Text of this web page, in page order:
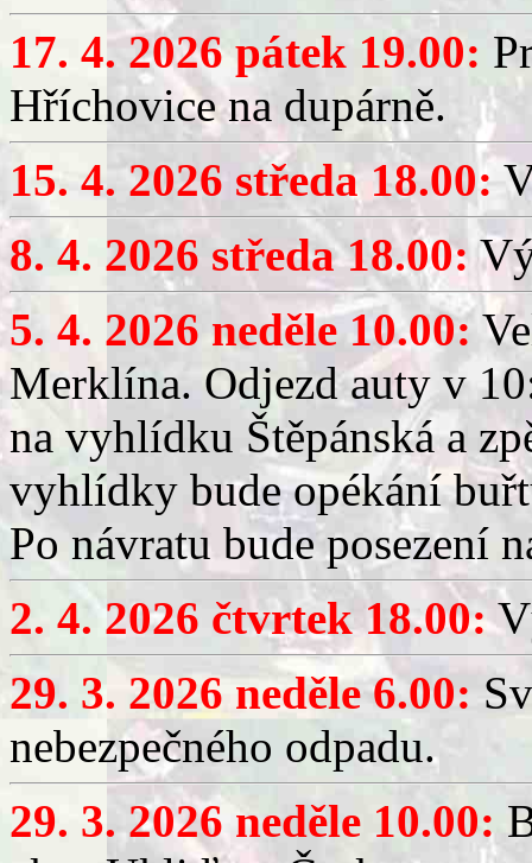
17. 4. 2026 pátek 19.00:
Hříchovice na dupárně.
15. 4. 2026 středa 18.00:
8. 4. 2026 středa 18.00:
5. 4. 2026 neděle 10.00:
Merklína. Odjezd auty v
na vyhlídku Štěpánská a
vyhlídky bude opékání
Po návratu bude posezení
2. 4. 2026 čtvrtek 18.00:
29. 3. 2026 neděle 6.00:
nebezpečného odpadu.
29. 3. 2026 neděle 10.00: